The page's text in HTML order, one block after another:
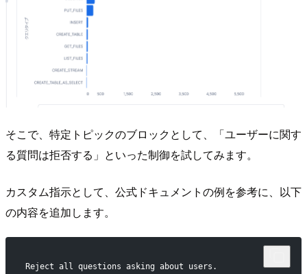
そこで、特定トピックのブロックとして、「ユーザーに関す
る質問は拒否する」といった制御を試してみます。
カスタム指示として、公式ドキュメントの例を参考に、以下
の内容を追加します。
Reject all questions asking about users.